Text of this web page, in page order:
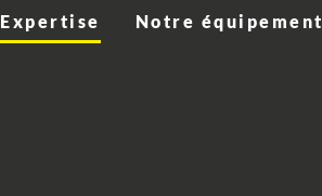
Expertise Notre équipement